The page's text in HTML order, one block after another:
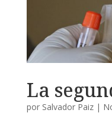
La
por Salvador Paiz|